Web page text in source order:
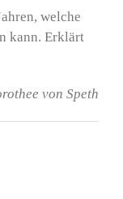
welche
kann. Erklärt
von Speth